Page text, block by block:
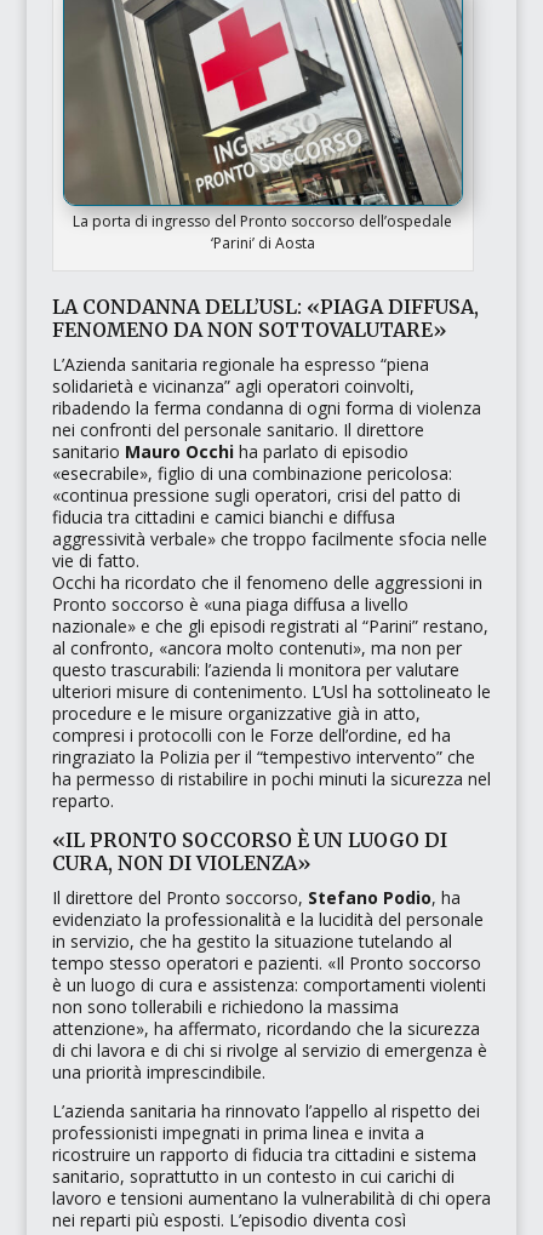
La porta di ingresso del Pronto soccorso dell’ospedale
‘Parini’ di Aosta
LA CONDANNA DELL’USL: «PIAGA DIFFUSA,
FENOMENO DA NON SOTTOVALUTARE»
L’Azienda sanitaria regionale ha espresso “piena
solidarietà e vicinanza”agli operatori coinvolti,
ribadendo la ferma condanna di ogni forma di violenza
nei confronti del personale sanitario. Il direttore
sanitario Mauro Occhiha parlato di episodio
«esecrabile», figlio di una combinazione pericolosa:
«continua pressione sugli operatori, crisi del patto di
fiducia tra cittadini e camici bianchi e diffusa
aggressività verbale»che troppo facilmente sfocia nelle
vie di fatto.
​Occhi ha ricordato che il fenomeno delle aggressioni in
Pronto soccorso è «una piaga diffusa a livello
nazionale»e che gli episodi registrati al “Parini” restano,
al confronto, «ancora molto contenuti», ma non per
questo trascurabili: l’azienda li monitora per valutare
ulteriori misure di contenimento. L’Usl ha sottolineato le
procedure e le misure organizzative già in atto,
compresi i protocolli con le Forze dell’ordine, ed ha
ringraziato la Polizia per il “tempestivo intervento”che
ha permesso di ristabilire in pochi minuti la sicurezza nel
reparto.​
«IL PRONTO SOCCORSO È UN LUOGO DI
CURA, NON DI VIOLENZA»
Il direttore del Pronto soccorso, Stefano Podio, ha
evidenziato la professionalità e la lucidità del personale
in servizio, che ha gestito la situazione tutelando al
tempo stesso operatori e pazienti. «Il Pronto soccorso
è un luogo di cura e assistenza: comportamenti violenti
non sono tollerabili e richiedono la massima
attenzione», ha affermato, ricordando che la sicurezza
di chi lavora e di chi si rivolge al servizio di emergenza è
una priorità imprescindibile.​
L’azienda sanitaria ha rinnovato l’appello al rispetto dei
professionisti impegnati in prima linea e invita a
ricostruire un rapporto di fiducia tra cittadini e sistema
sanitario, soprattutto in un contesto in cui carichi di
lavoro e tensioni aumentano la vulnerabilità di chi opera
nei reparti più esposti. L’episodio diventa così